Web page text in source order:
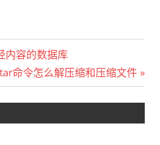
内容的数据库
命令怎么解压缩和压缩文件